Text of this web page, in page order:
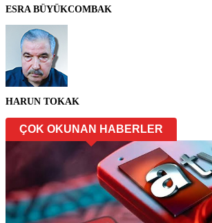
ESRA BÜYÜKCOMBAK
HARUN TOKAK
ÇOK OKUNAN HABERLER